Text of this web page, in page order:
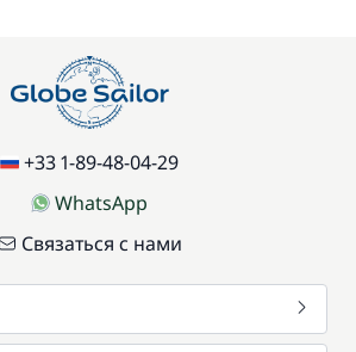
+33 1-89-48-04-29
WhatsApp
Связаться с нами